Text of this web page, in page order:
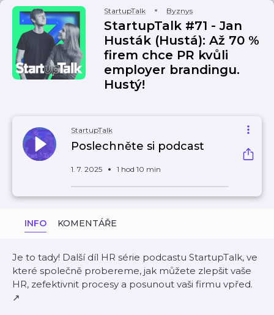
StartupTalk Byznys
StartupTalk #71 - Jan
Husták (Hustá): Až 70 %
firem chce PR kvůli
employer brandingu.
Hustý!
StartupTalk
Poslechněte si podcast
1. 7. 2025 1 hod 10 min
INFO KOMENTÁŘE
Je to tady! Další díl HR série podcastu StartupTalk, ve
které společně probereme, jak můžete zlepšit vaše
HR, zefektivnit procesy a posunout vaši firmu vpřed.
↗️